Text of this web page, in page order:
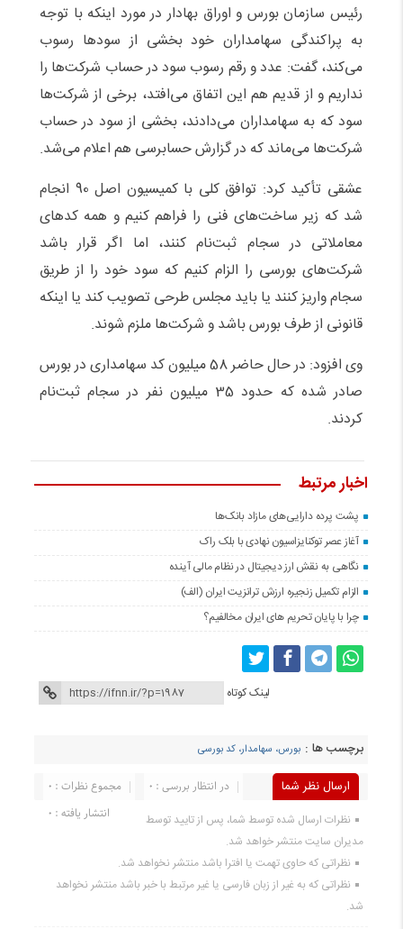
رئیس سازمان بورس و اوراق بهادار در مورد اینکه با توجه
به پراکندگی سهامداران خود بخشی از سودها رسوب
می‌کند، گفت: عدد و رقم رسوب سود در حساب شرکت‌ها را
نداریم و از قدیم هم این اتفاق می‌افتد، برخی از شرکت‌ها
سود که به سهامداران می‌دادند، بخشی از سود در حساب
شرکت‌ها می‌ماند که در گزارش حسابرسی هم اعلام می‌شد.
عشقی تأکید کرد: توافق کلی با کمیسیون اصل 90 انجام
شد که زیر ساخت‌های فنی را فراهم کنیم و همه کدهای
معاملاتی در سجام ثبت‌نام کنند، اما اگر قرار باشد
شرکت‌های بورسی را الزام کنیم که سود خود را از طریق
سجام واریز کنند یا باید مجلس طرحی تصویب کند یا اینکه
قانونی از طرف بورس باشد و شرکت‌ها ملزم شوند.
وی افزود: در حال حاضر 58 میلیون کد سهامداری در بورس
صادر شده که حدود 35 میلیون نفر در سجام ثبت‌نام
کردند.
اخبار مرتبط
پشت پرده دارایی‌های مازاد بانک‌ها
آغاز عصر توکنایزاسیون نهادی با بلک راک
نگاهی به نقش ارز دیجیتال در نظام مالی آینده
الزام تکمیل زنجیره ارزش ترانزیت ایران (الف)
چرا با پایان تحریم های ایران مخالفیم؟
لینک کوتاه
برچسب ها : بورس، سهامدار، کد بورسی
ارسال نظر شما مجموع نظرات : 0
در انتظار بررسی : 0
انتشار یافته : 0
نظرات ارسال شده توسط شما، پس از تایید توسط
مدیران سایت منتشر خواهد شد.
نظراتی که حاوی تهمت یا افترا باشد منتشر نخواهد شد.
نظراتی که به غیر از زبان فارسی یا غیر مرتبط با خبر باشد منتشر نخواهد
شد.